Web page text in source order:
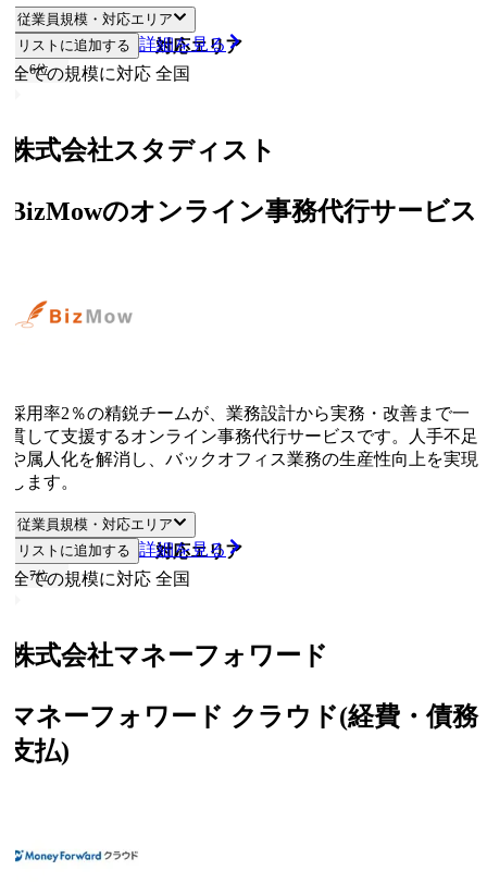
従業員規模・対応エリア
従業員規模
対応エリア
ての規模に対応 全国
リストに追加する 詳細を見る
6位
式会社スタディスト
のオンライン事務代行サービス
用率2％の精鋭チームが、業務設計から実務・改善まで一
して支援するオンライン事務代行サービスです。人手不足
属人化を解消し、バックオフィス業務の生産性向上を実現
ます。
従業員規模・対応エリア
従業員規模
対応エリア
ての規模に対応 全国
リストに追加する 詳細を見る
7位
式会社マネーフォワード
ネーフォワード クラウド(経費・債務
払)